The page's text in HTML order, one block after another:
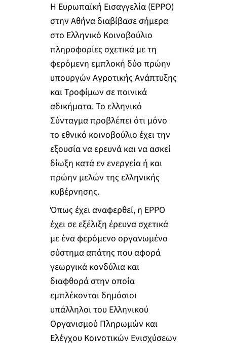
Η Ευρωπαϊκή Εισαγγελία (EPPO)
στην Αθήνα διαβίβασε σήμερα
στο Ελληνικό Κοινοβούλιο
πληροφορίες σχετικά με τη
φερόμενη εμπλοκή δύο πρώην
υπουργών Αγροτικής Ανάπτυξης
και Τροφίμων σε ποινικά
αδικήματα. Το ελληνικό
Σύνταγμα προβλέπει ότι μόνο
το εθνικό κοινοβούλιο έχει την
εξουσία να ερευνά και να ασκεί
δίωξη κατά εν ενεργεία ή και
πρώην μελών της ελληνικής
κυβέρνησης.
Όπως έχει αναφερθεί, η EPPO
έχει σε εξέλιξη έρευνα σχετικά
με ένα φερόμενο οργανωμένο
σύστημα απάτης που αφορά
γεωργικά κονδύλια και
διαφθορά στην οποία
εμπλέκονται δημόσιοι
υπάλληλοι του Ελληνικού
Οργανισμού Πληρωμών και
Ελέγχου Κοινοτικών Ενισχύσεων